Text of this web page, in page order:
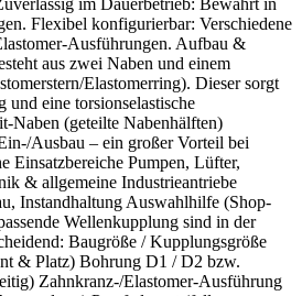
im Dauerbetrieb: Bewährt in
Flexibel konfigurierbar: Verschiedene
Ausführungen. Aufbau &
aus zwei Naben und einem
Elastomerring). Dieser sorgt
eine torsionselastische
Naben (geteilte Nabenhälften)
Ausbau – ein großer Vorteil bei
Einsatzbereiche Pumpen, Lüfter,
& allgemeine Industrieantriebe
Instandhaltung Auswahlhilfe (Shop-
Wellenkupplung sind in der
Baugröße / Kupplungsgröße
& Platz) Bohrung D1 / D2 bzw.
Zahnkranz-/Elastomer-Ausführung